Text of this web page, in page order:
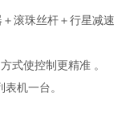
滚珠丝杆＋行星减速
式使控制更精准 。
表机一台。